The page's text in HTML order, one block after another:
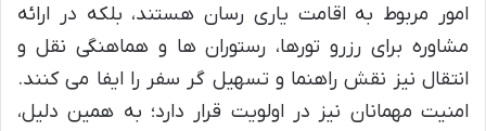
امور مربوط به اقامت یاری رسان هستند، بلکه در ارائه
مشاوره برای رزرو تورها، رستوران ها و هماهنگی نقل و
انتقال نیز نقش راهنما و تسهیل گر سفر را ایفا می کنند.
امنیت مهمانان نیز در اولویت قرار دارد؛ به همین دلیل،